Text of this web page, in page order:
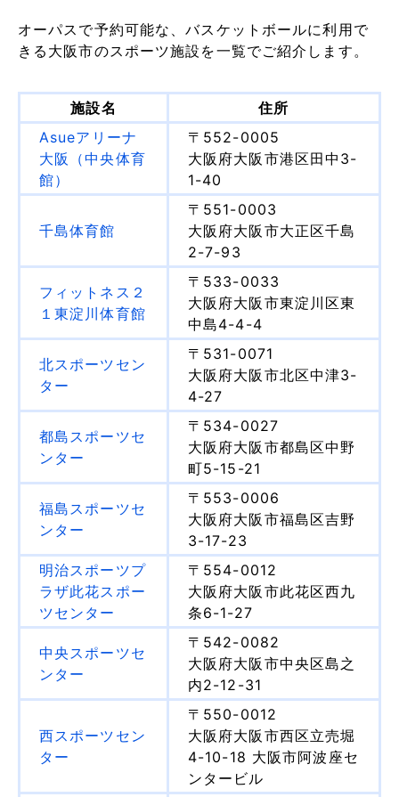
オーパスで予約可能な、バスケットボールに利用で
きる大阪市のスポーツ施設を一覧でご紹介します。
施設名
住所
Asueアリーナ
大阪（中央体育
館）
〒552-0005
大阪府大阪市港区田中3-
1-40
千島体育館
〒551-0003
大阪府大阪市大正区千島
2-7-93
フィットネス２
１東淀川体育館
〒533-0033
大阪府大阪市東淀川区東
中島4-4-4
北スポーツセン
ター
〒531-0071
大阪府大阪市北区中津3-
4-27
都島スポーツセ
ンター
〒534-0027
大阪府大阪市都島区中野
町5-15-21
福島スポーツセ
ンター
〒553-0006
大阪府大阪市福島区吉野
3-17-23
明治スポーツプ
ラザ此花スポー
ツセンター
〒554-0012
大阪府大阪市此花区西九
条6-1-27
中央スポーツセ
ンター
〒542-0082
大阪府大阪市中央区島之
内2-12-31
西スポーツセン
ター
〒550-0012
大阪府大阪市西区立売堀
4-10-18 大阪市阿波座セ
ンタービル